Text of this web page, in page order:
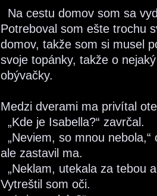
Na cestu domov som sa
Potreboval som ešte trochu
domov, takže som si musel
svoje topánky, takže o
obývačky.
Medzi dverami ma privítal
„Kde je Isabella?“ zavrčal.
„Neviem, so mnou
ale zastavil ma.
„Neklam, utekala za tebou
Vytreštil som oči.